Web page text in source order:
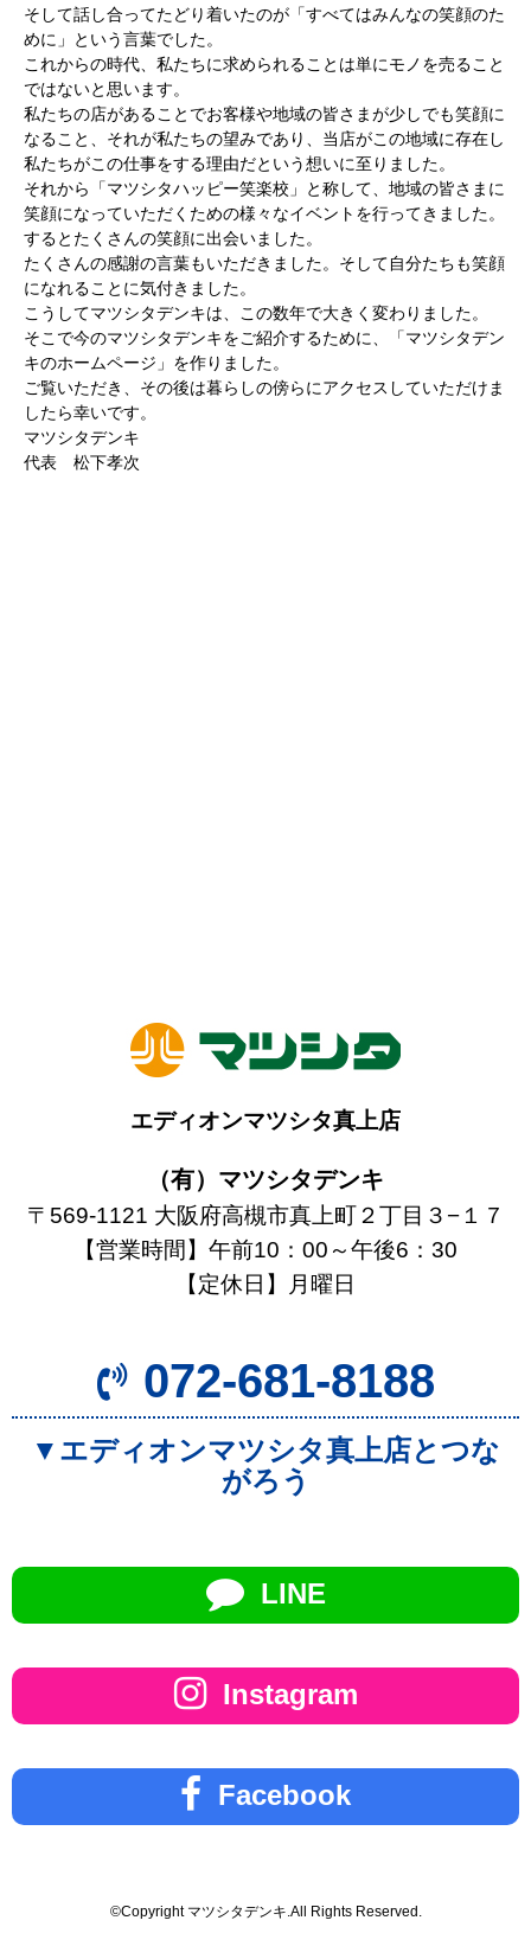
そして話し合ってたどり着いたのが「すべてはみんなの笑顔のた
めに」という言葉でした。
これからの時代、私たちに求められることは単にモノを売ること
ではないと思います。
私たちの店があることでお客様や地域の皆さまが少しでも笑顔に
なること、それが私たちの望みであり、当店がこの地域に存在し
私たちがこの仕事をする理由だという想いに至りました。
それから「マツシタハッピー笑楽校」と称して、地域の皆さまに
笑顔になっていただくための様々なイベントを行ってきました。
するとたくさんの笑顔に出会いました。
たくさんの感謝の言葉もいただきました。そして自分たちも笑顔
になれることに気付きました。
こうしてマツシタデンキは、この数年で大きく変わりました。
そこで今のマツシタデンキをご紹介するために、「マツシタデン
キのホームページ」を作りました。
ご覧いただき、その後は暮らしの傍らにアクセスしていただけま
したら幸いです。
マツシタデンキ
代表 松下孝次
エディオンマツシタ真上店
（有）マツシタデンキ
〒569-1121 大阪府高槻市真上町２丁目３−１７
【営業時間】午前10：00～午後6：30
【定休日】月曜日
072-681-8188
▼エディオンマツシタ真上店とつな
がろう
LINE
Instagram
Facebook
©Copyright マツシタデンキ.All Rights Reserved.